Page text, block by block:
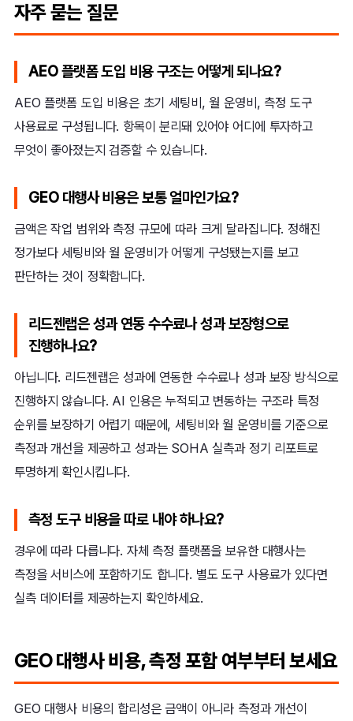
자주 묻는 질문
AEO 플랫폼 도입 비용 구조는 어떻게 되나요?
AEO 플랫폼 도입 비용은 초기 세팅비, 월 운영비, 측정 도구
사용료로 구성됩니다. 항목이 분리돼 있어야 어디에 투자하고
무엇이 좋아졌는지 검증할 수 있습니다.
GEO 대행사 비용은 보통 얼마인가요?
금액은 작업 범위와 측정 규모에 따라 크게 달라집니다. 정해진
정가보다 세팅비와 월 운영비가 어떻게 구성됐는지를 보고
판단하는 것이 정확합니다.
리드젠랩은 성과 연동 수수료나 성과 보장형으로
진행하나요?
아닙니다. 리드젠랩은 성과에 연동한 수수료나 성과 보장 방식으로
진행하지 않습니다. AI 인용은 누적되고 변동하는 구조라 특정
순위를 보장하기 어렵기 때문에, 세팅비와 월 운영비를 기준으로
측정과 개선을 제공하고 성과는 SOHA 실측과 정기 리포트로
투명하게 확인시킵니다.
측정 도구 비용을 따로 내야 하나요?
경우에 따라 다릅니다. 자체 측정 플랫폼을 보유한 대행사는
측정을 서비스에 포함하기도 합니다. 별도 도구 사용료가 있다면
실측 데이터를 제공하는지 확인하세요.
GEO 대행사 비용, 측정 포함 여부부터 보세요
GEO 대행사 비용의 합리성은 금액이 아니라 측정과 개선이